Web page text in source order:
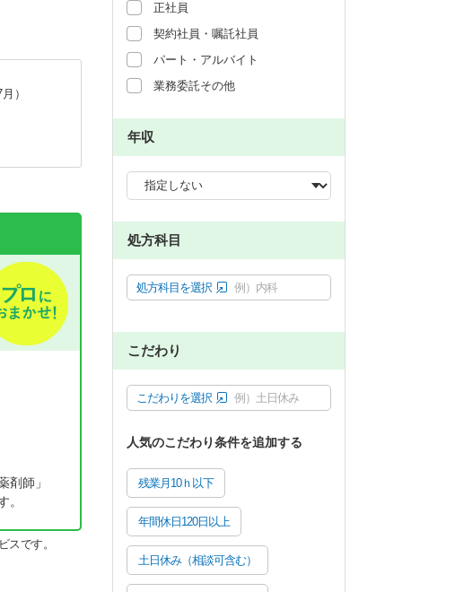
）
剤師」
。
です。
正社員
契約社員・嘱託社員
パート・アルバイト
業務委託その他
年収
処方科目
処方科目を選択 例）内科
こだわり
こだわりを選択 例）土日休み
人気のこだわり条件を追加する
残業月10ｈ以下
年間休日120日以上
土日休み（相談可含む）